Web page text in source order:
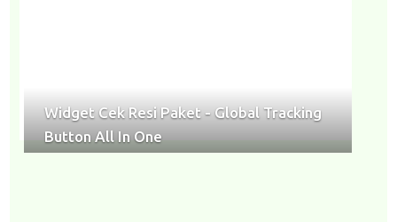
Widget Cek Resi Paket - Global Tracking
Button All In One